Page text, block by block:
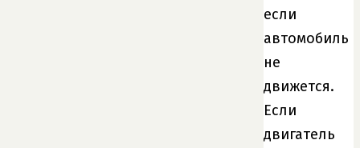
если
автомобиль
не
движется.
Если
двигатель